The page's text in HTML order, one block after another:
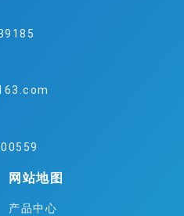
网站地图
产品中心